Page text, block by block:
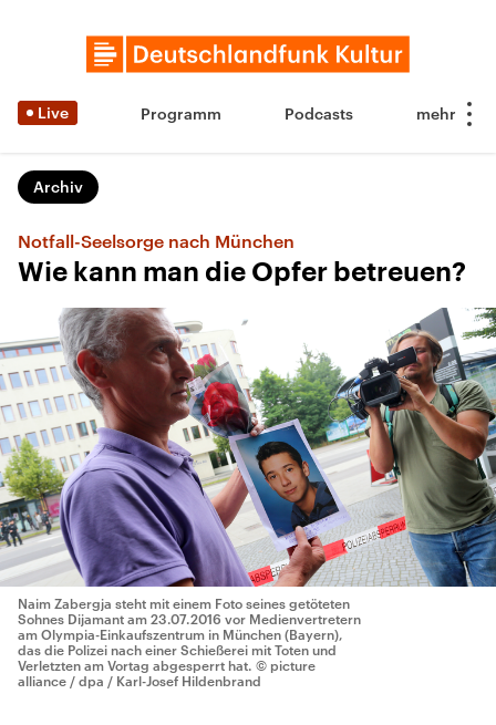
Live Programm Podcasts
Archiv
Notfall-Seelsorge nach München
Wie kann man die Opfer betreuen?
Naim Zabergja steht mit einem Foto seines getöteten
Sohnes Dijamant am 23.07.2016 vor Medienvertretern
am Olympia-Einkaufszentrum in München (Bayern),
das die Polizei nach einer Schießerei mit Toten und
Verletzten am Vortag abgesperrt hat. © picture
alliance / dpa / Karl-Josef Hildenbrand